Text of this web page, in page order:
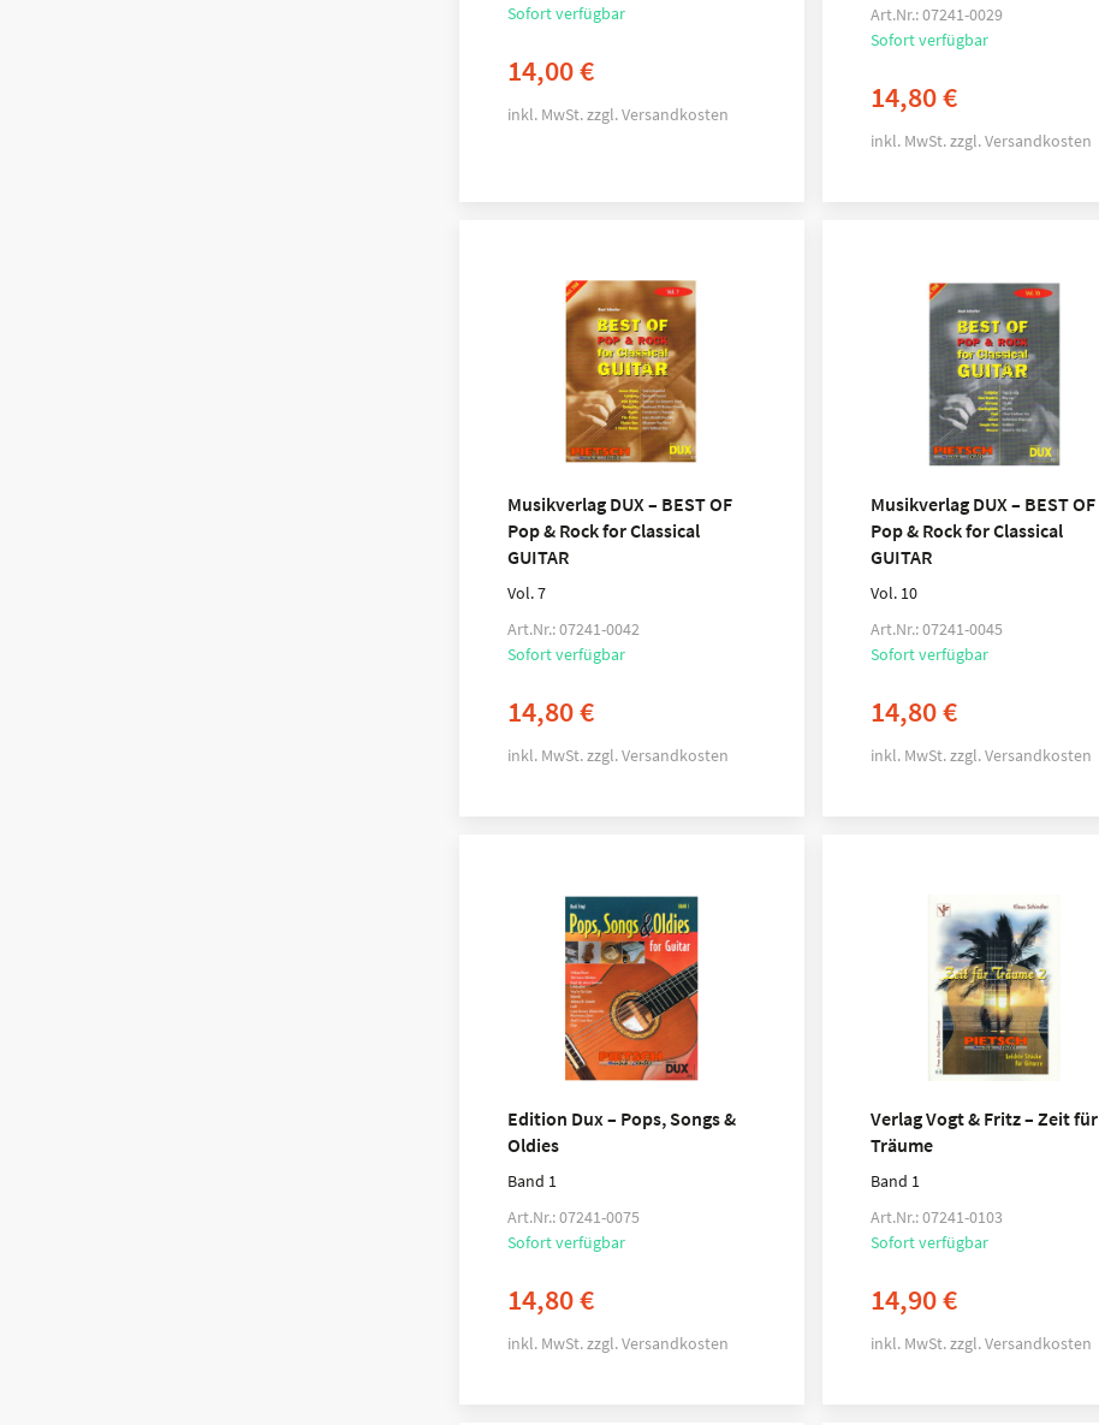
Sofort verfügbar
14,00€
inkl. MwSt.zzgl.Versandkosten
Art.Nr.: 07241-0029
Sofort verfügbar
14,80€
inkl. MwSt.zzgl.Versandkosten
Musikverlag DUX – BEST OF
Pop & Rock for Classical
GUITAR
Vol. 7
Art.Nr.: 07241-0042
Sofort verfügbar
14,80€
inkl. MwSt.zzgl.Versandkosten
Musikverlag DUX – BEST OF
Pop & Rock for Classical
GUITAR
Vol. 10
Art.Nr.: 07241-0045
Sofort verfügbar
14,80€
inkl. MwSt.zzgl.Versandkosten
Edition Dux – Pops, Songs &
Oldies
Band 1
Art.Nr.: 07241-0075
Sofort verfügbar
14,80€
inkl. MwSt. zzgl.Versandkosten
Verlag Vogt & Fritz – Zeit für
Träume
Band 1
Art.Nr.: 07241-0103
Sofort verfügbar
14,90€
inkl. MwSt. zzgl.Versandkosten